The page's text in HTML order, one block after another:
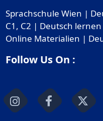
Sprachschule Wien |
C1, C2 | Deutsch
Online Materialien |
Follow Us On :